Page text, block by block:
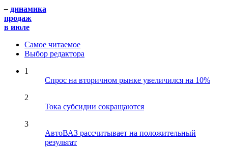
– динамика
продаж
в июле
Самое читаемое
Выбор редактора
1
Спрос на вторичном рынке увеличился на 10%
2
Тока субсидии сокращаются
3
АвтоВАЗ рассчитывает на положительный
результат